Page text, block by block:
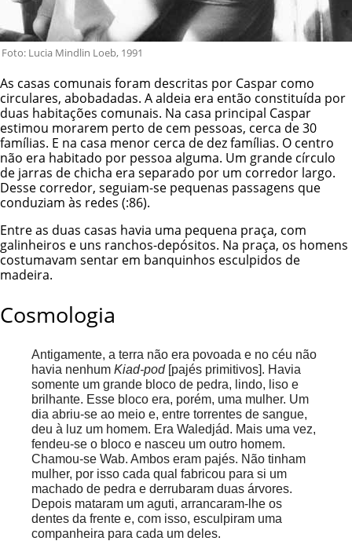
Foto: Lucia Mindlin Loeb, 1991
As casas comunais foram descritas por Caspar como
circulares, abobadadas. A aldeia era então constituída por
duas habitações comunais. Na casa principal Caspar
estimou morarem perto de cem pessoas, cerca de 30
famílias. E na casa menor cerca de dez famílias. O centro
não era habitado por pessoa alguma. Um grande círculo
de jarras de chicha era separado por um corredor largo.
Desse corredor, seguiam-se pequenas passagens que
conduziam às redes (:86).
Entre as duas casas havia uma pequena praça, com
galinheiros e uns ranchos-depósitos. Na praça, os homens
costumavam sentar em banquinhos esculpidos de
madeira.
Cosmologia
Antigamente, a terra não era povoada e no céu não
havia nenhum Kiad-pod[pajés primitivos]. Havia
somente um grande bloco de pedra, lindo, liso e
brilhante. Esse bloco era, porém, uma mulher. Um
dia abriu-se ao meio e, entre torrentes de sangue,
deu à luz um homem. Era Waledjád. Mais uma vez,
fendeu-se o bloco e nasceu um outro homem.
Chamou-se Wab. Ambos eram pajés. Não tinham
mulher, por isso cada qual fabricou para si um
machado de pedra e derrubaram duas árvores.
Depois mataram um aguti, arrancaram-lhe os
dentes da frente e, com isso, esculpiram uma
companheira para cada um deles.